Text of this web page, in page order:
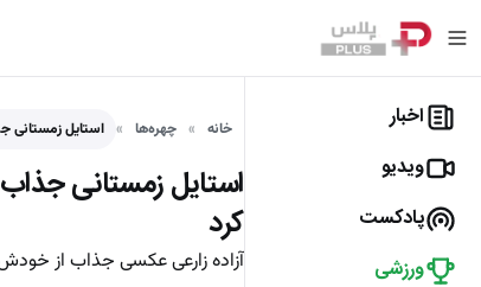
اخبار
ویدیو
پادکست
ورزشی
خانه چهره‌ها استایل زمستانی
استایل زمستانی جذاب
کرد
آزاده زارعی عکسی جذاب از